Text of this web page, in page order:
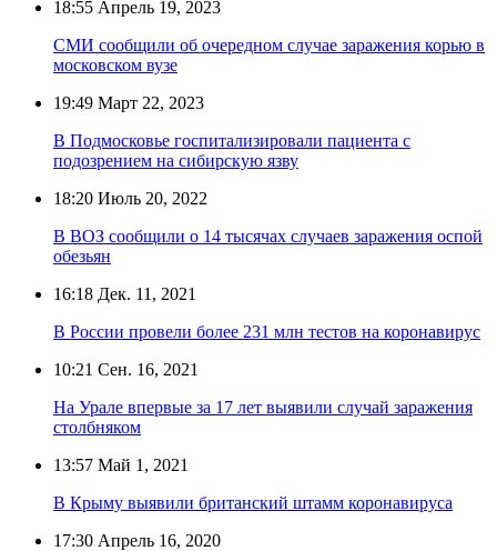
18:55 Апрель 19, 2023
СМИ сообщили об очередном случае заражения корью в
московском вузе
19:49 Март 22, 2023
В Подмосковье госпитализировали пациента с
подозрением на сибирскую язву
18:20 Июль 20, 2022
В ВОЗ сообщили о 14 тысячах случаев заражения оспой
обезьян
16:18 Дек. 11, 2021
В России провели более 231 млн тестов на коронавирус
10:21 Сен. 16, 2021
На Урале впервые за 17 лет выявили случай заражения
столбняком
13:57 Май 1, 2021
В Крыму выявили британский штамм коронавируса
17:30 Апрель 16, 2020